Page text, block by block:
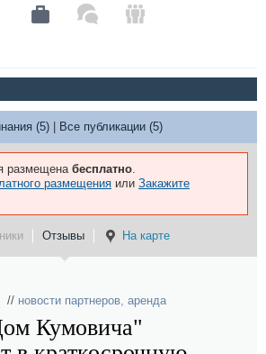
Галерея флота
Все службы
(5)| Все публикации (5)
размещена бесплатно.
размещения или Закажите
Отзывы На карте
// новости партнеров, аренда
Кумовича"